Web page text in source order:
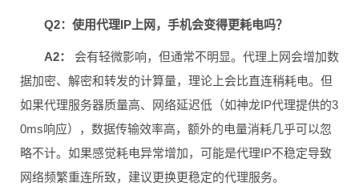
Q2：使用代理IP上网，手机会变得更耗电吗？
A2：
会有轻微影响，但通常不明显。代理上网会增加数
据加密、解密和转发的计算量，理论上会比直连稍耗电。但
如果代理服务器质量高、网络延迟低（如神龙IP代理提供的3
0ms响应），数据传输效率高，额外的电量消耗几乎可以忽
略不计。如果感觉耗电异常增加，可能是代理IP不稳定导致
网络频繁重连所致，建议更换更稳定的代理服务。